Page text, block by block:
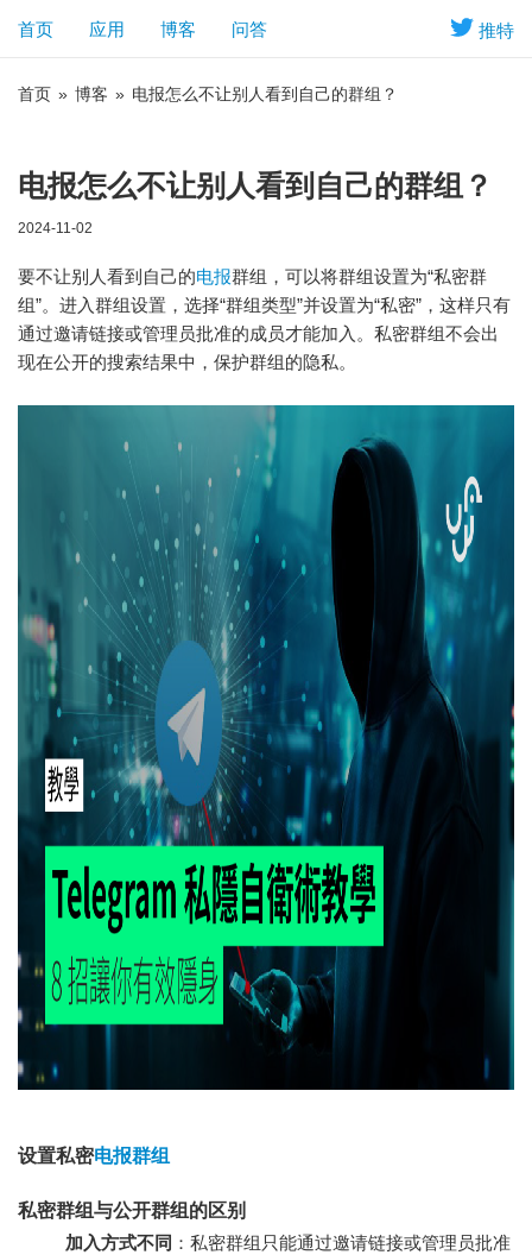
推特
首页 应用 博客 问答
首页 » 博客 » 电报怎么不让别人看到自己的群组？
电报怎么不让别人看到自己的群组？
2024-11-02
要不让别人看到自己的电报群组，可以将群组设置为“私密群
组”。进入群组设置，选择“群组类型”并设置为“私密”，这样只有
通过邀请链接或管理员批准的成员才能加入。私密群组不会出
现在公开的搜索结果中，保护群组的隐私。
设置私密电报群组
私密群组与公开群组的区别
加入方式不同 ：私密群组只能通过邀请链接或管理员批准